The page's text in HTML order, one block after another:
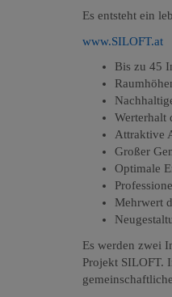
Es entsteht ein
www.SILOFT.at
Bis zu 45
Werterhalt
Attraktive
Großer
Optimale
Mehrwert
Es werden zwei
Projekt SILOFT.